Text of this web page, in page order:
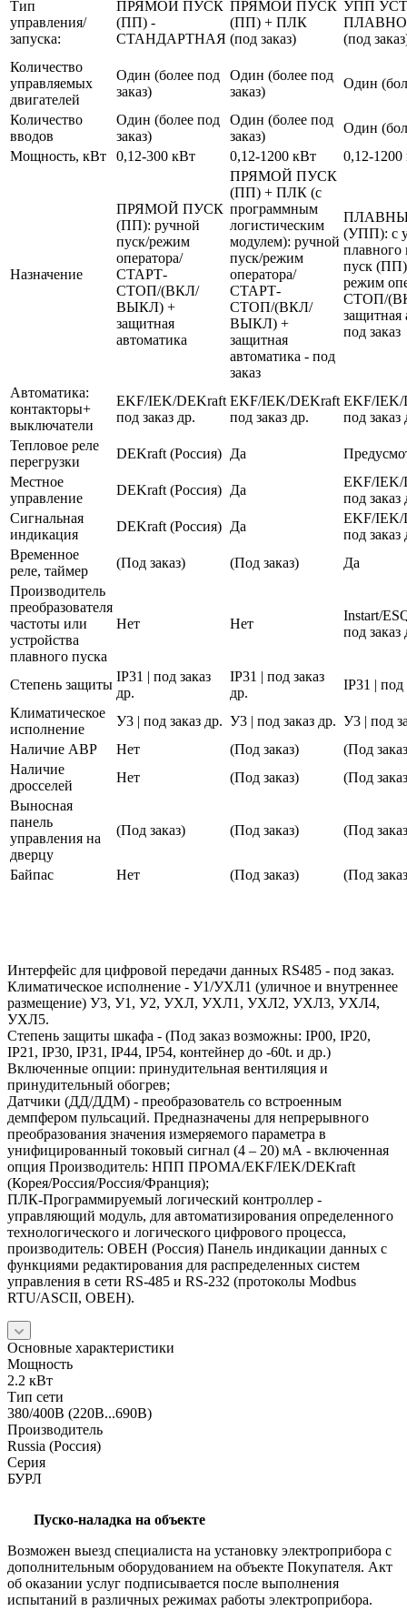
Тип
управления/
запуска:
ПРЯМОЙ ПУСК
(ПП) -
СТАНДАРТНАЯ
ПРЯМОЙ ПУСК
(ПП) + ПЛК
(под заказ)
УПП
(под
Количество
управляемых
двигателей
Один (более под
заказ)
Один (более под
заказ)
Один
Количество
вводов
Один (более под
заказ)
Один (более под
заказ)
Один
Мощность, кВт
0,12-300 кВт 0,12-1200 кВт 0,12-1200
Назначение
ПРЯМОЙ ПУСК
(ПП): ручной
пуск/режим
оператора/
СТАРТ-
СТОП/(ВКЛ/
ВЫКЛ) +
защитная
автоматика
ПРЯМОЙ ПУСК
(ПП) + ПЛК (с
программным
логистическим
модулем): ручной
пуск/режим
оператора/
СТАРТ-
СТОП/(ВКЛ/
ВЫКЛ) +
защитная
автоматика - под
заказ
(УПП): с
плавного
пуск
режим
СТОП/
защитная
под заказ
Автоматика:
контакторы+
выключатели
EKF/IEK/DEKraft
под заказ др.
EKF/IEK/DEKraft
под заказ др.
EKF/IEK/
под заказ
Тепловое реле
перегрузки
DEKraft (Россия) Да
Местное
управление
DEKraft (Россия) Да
EKF/IEK/
под заказ
Сигнальная
индикация
DEKraft (Россия) Да
EKF/IEK/
под заказ
Временное
реле, таймер
(Под заказ) (Под заказ)
Да
Производитель
преобразователя
частоты или
устройства
плавного пуска
Нет Нет
Instart/
под заказ
Степень защиты
IP31 | под заказ
др.
IP31 | под заказ
др.
IP31 | под
Климатическое
исполнение
У3 | под заказ др. У3 | под заказ др. У3 | под
Наличие АВР
Нет (Под заказ)
(Под
Наличие
дросселей
Нет (Под заказ)
(Под
Выносная
панель
управления на
дверцу
(Под заказ) (Под заказ) (Под
Байпас Нет (Под заказ) (Под
Интерфейс для цифровой передачи данных RS485 - под заказ.
Климатическое исполнение - У1/УХЛ1 (уличное и внутреннее
размещение) У3, У1, У2, УХЛ, УХЛ1, УХЛ2, УХЛ3, УХЛ4,
УХЛ5.
Степень защиты шкафа - (Под заказ возможны: IP00, IP20,
IP21, IP30, IP31, IP44, IP54, контейнер до -60t. и др.)
Включенные опции: принудительная вентиляция и
принудительный обогрев;
Датчики (ДД/ДДМ) - преобразователь со встроенным
демпфером пульсаций. Предназначены для непрерывного
преобразования значения измеряемого параметра в
унифицированный токовый сигнал (4 – 20) мА - включенная
опция Производитель: НПП ПРОМА/EKF/IEK/DEKraft
(Корея/Россия/Россия/Франция);
ПЛК-Программируемый логический контроллер -
управляющий модуль, для автоматизирования определенного
технологического и логического цифрового процесса,
производитель: ОВЕН (Россия) Панель индикации данных с
функциями редактирования для распределенных систем
управления в сети RS-485 и RS-232 (протоколы Modbus
RTU/ASCII, ОВЕН).
Основные характеристики
Мощность
2.2 кВт
Тип сети
380/400В (220В...690В)
Производитель
Russia (Россия)
Серия
БУРЛ
Пуско-наладка на объекте
Возможен выезд специалиста на установку электроприбора с
дополнительным оборудованием на объекте Покупателя. Акт
об оказании услуг подписывается после выполнения
испытаний в различных режимах работы электроприбора.